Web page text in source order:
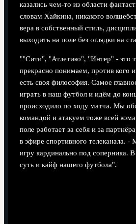
казались чем-то из области
словам Хайкина, никакого
вера в собственный стиль,
выходить на поле без оглядки на
""Сити", "Атлетико", "Интер" - это
прекрасно понимаем, против кого
есть своя философия. Самое
играть в наш футбол и идём до
происходило по ходу матча. Мы
командой и атакуем тоже всей
поле работает за себя и за
в эфире спортивного телеканала.
игру кардинально под соперника.
суть и кайф нашего футбола".